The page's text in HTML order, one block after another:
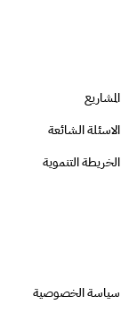
المشاريع
الاسئلة الشائعة
الخريطة التنموية
سياسة الخصوصية